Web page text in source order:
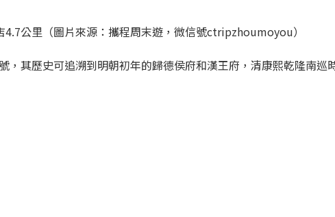
4.7公里（圖片來源：攜程周末遊，微信號ctripzhoumoyou）
，其歷史可追溯到明朝初年的歸德侯府和漢王府，清康熙乾隆南巡